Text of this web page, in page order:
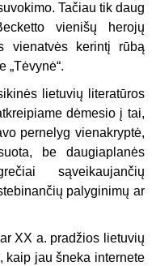
Tačiau tik daug
vienišų herojų
vienatvės kerintį rūbą
„Tėvynė“.
lietuvių literatūros
dėmesio į tai,
pernelyg vienakryptė,
be daugiaplanės
sąveikaujančių
palyginimų ar
XX a. pradžios lietuvių
kaip jau šneka internete